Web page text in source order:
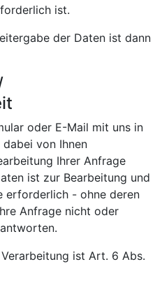
ist.
der Daten ist dann
oder E-Mail mit uns in
von Ihnen
Ihrer Anfrage
ist zur Bearbeitung und
erforderlich - ohne deren
Anfrage nicht oder
ist Art. 6 Abs.